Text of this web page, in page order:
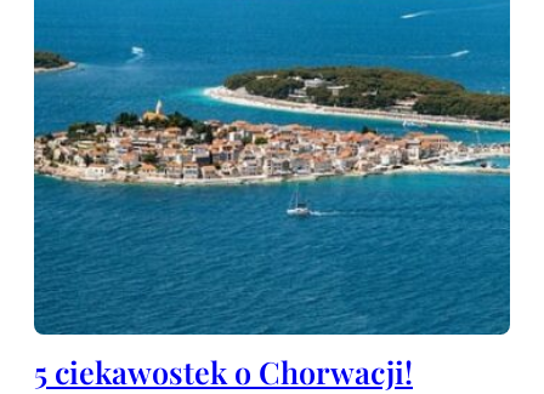
5 ciekawostek o Chorwacji!